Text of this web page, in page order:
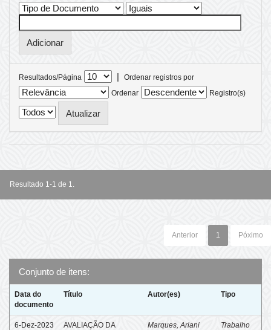
Resultados/Página |
Ordenar registros por
Ordenar
Registro(s)
Resultado 1-1 de 1.
Anterior 1 Póximo
Conjunto de itens:
Data do
documento
Título Autor(es) Tipo
6-Dez-2023
AVALIAÇÃO DA
Marques, Ariani
Trabalho